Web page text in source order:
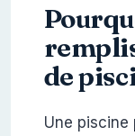
de
Une piscine